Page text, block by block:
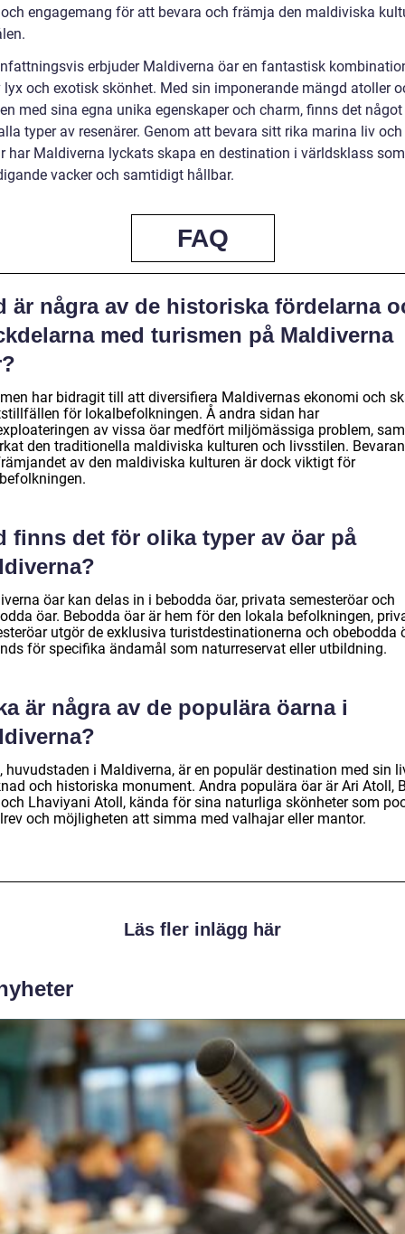
engagemang för att bevara och främja den maldiviska
erbjuder Maldiverna öar en fantastisk
lyx och exotisk skönhet. Med sin imponerande mängd atoller
med sina egna unika egenskaper och charm, finns det
typer av resenärer. Genom att bevara sitt rika marina liv
har Maldiverna lyckats skapa en destination i världsklass
vacker och samtidigt hållbar.
FAQ
är några av de historiska fördelarna
med turismen på Maldiverna
har bidragit till att diversifiera Maldivernas ekonomi och
för lokalbefolkningen. Å andra sidan har
av vissa öar medfört miljömässiga problem,
den traditionella maldiviska kulturen och livsstilen.
av den maldiviska kulturen är dock viktigt för
finns det för olika typer av öar på
öar kan delas in i bebodda öar, privata semesteröar och
öar. Bebodda öar är hem för den lokala befolkningen,
utgör de exklusiva turistdestinationerna och obebodda
för specifika ändamål som naturreservat eller utbildning.
är några av de populära öarna i
huvudstaden i Maldiverna, är en populär destination med sin
och historiska monument. Andra populära öar är Ari Atoll,
Lhaviyani Atoll, kända för sina naturliga skönheter som
och möjligheten att simma med valhajar eller mantor.
Läs fler inlägg här